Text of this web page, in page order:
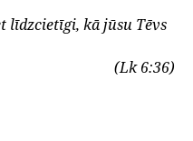
līdzcietīgi, kā jūsu Tēvs
(Lk 6:36)